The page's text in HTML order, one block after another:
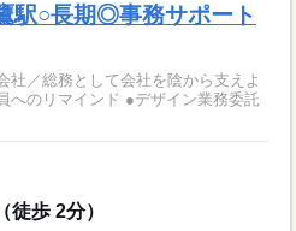
駅○長期◎事務サポート
／総務として会社を陰から支えよ
へのリマインド ●デザイン業務委託
歩 2分）